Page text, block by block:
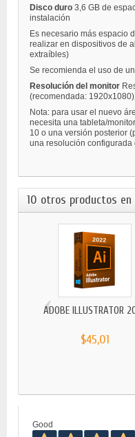
Disco duro 3,6 GB de
instalación
Es necesario más espacio
realizar en dispositivos de
extraíbles)
Se recomienda el uso de
Resolución del monitor
(recomendada:
Nota: para usar el nuevo
necesita una tableta/
10 o una versión posterior
una resolución configurada
10 otros productos
ADOBE ILLUSTRATOR
$45,01
‹
Good